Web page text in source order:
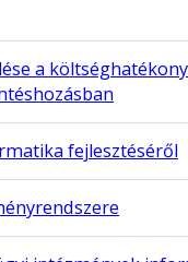
a
fejlesztéséről